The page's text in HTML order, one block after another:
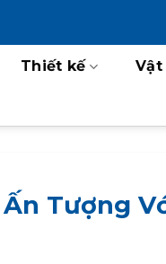
Thiết kế
Tượng